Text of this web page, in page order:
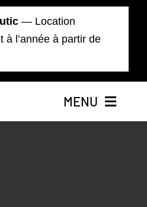
— Location
à l’année à partir de
MENU